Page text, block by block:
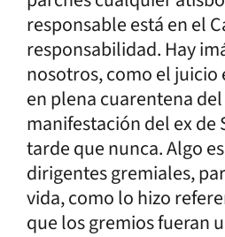
responsable está en el
responsabilidad. Hay
nosotros, como el
en plena cuarentena
manifestación del ex de
tarde que nunca. Algo
dirigentes gremiales,
vida, como lo hizo
que los gremios fueran